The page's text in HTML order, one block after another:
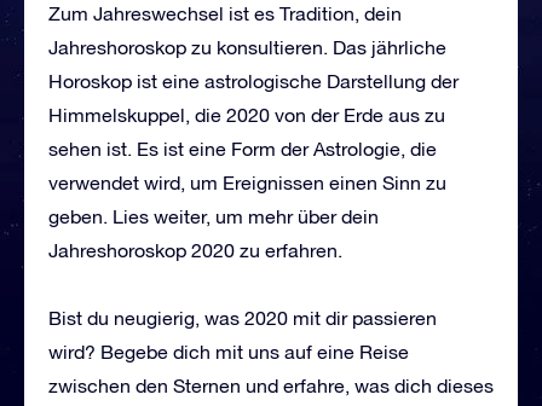
Zum Jahreswechsel ist es Tradition, dein
Jahreshoroskop zu konsultieren. Das jährliche
Horoskop ist eine astrologische Darstellung der
Himmelskuppel, die 2020 von der Erde aus zu
sehen ist. Es ist eine Form der Astrologie, die
verwendet wird, um Ereignissen einen Sinn zu
geben. Lies weiter, um mehr über dein
Jahreshoroskop 2020 zu erfahren.
Bist du neugierig, was 2020 mit dir passieren
wird? Begebe dich mit uns auf eine Reise
zwischen den Sternen und erfahre, was dich dieses